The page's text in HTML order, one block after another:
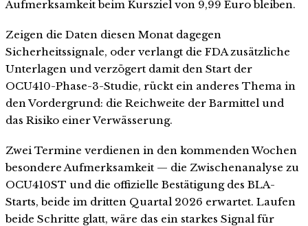
Aufmerksamkeit beim Kursziel von 9,99 Euro bleiben.
Zeigen die Daten diesen Monat dagegen
Sicherheitssignale, oder verlangt die FDA zusätzliche
Unterlagen und verzögert damit den Start der
OCU410-Phase-3-Studie, rückt ein anderes Thema in
den Vordergrund: die Reichweite der Barmittel und
das Risiko einer Verwässerung.
Zwei Termine verdienen in den kommenden Wochen
besondere Aufmerksamkeit — die Zwischenanalyse zu
OCU410ST und die offizielle Bestätigung des BLA-
Starts, beide im dritten Quartal 2026 erwartet. Laufen
beide Schritte glatt, wäre das ein starkes Signal für